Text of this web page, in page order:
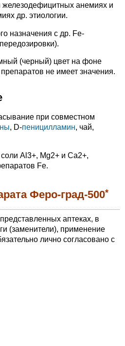
анемиях и
др. этиологии.
назначения с др. Fe-
(черный) цвет на фоне
не имеет значения.
при совместном
, D-пеницилламин, чай,
Al3+, Mg2+ и Ca2+,
Fe.
Феро-град-500*
аптеках, в
(заменители), применение
лично согласовано с